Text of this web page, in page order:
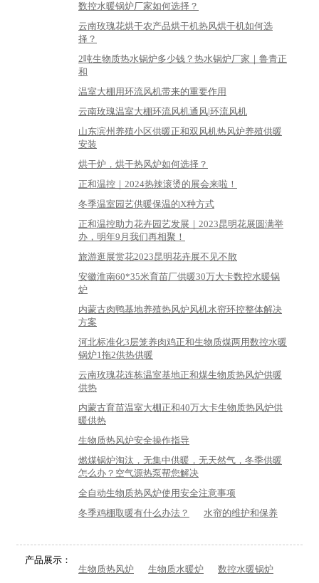
数控水暖锅炉厂家如何选择？
云南玫瑰花烘干农产品烘干机热风烘干机如何选
择？
2吨生物质热水锅炉多少钱？热水锅炉厂家｜鲁青正
和
温室大棚用环流风机带来的重要作用
云南玫瑰温室大棚环流风机通风|环流风机
山东滨州养殖小区供暖正和双风机热风炉养殖供暖
安装
烘干炉，烘干热风炉如何选择？
正和温控｜2024热辣滚烫的展会来啦！
冬季温室园艺供暖保温的X种方式
正和温控助力花卉园艺发展｜2023昆明花展圆满举
办，明年9月我们再相聚！
旅游逛展赏花2023昆明花卉展不见不散
安徽淮南60*35米育苗厂供暖30万大卡数控水暖锅
炉
内蒙古肉鸭基地养殖热风炉风机水帘环控整体解决
方案
河北标准化3层笼养肉鸡正和生物质煤两用数控水暖
锅炉1拖2供热供暖
云南玫瑰花连栋温室基地正和煤生物质热风炉供暖
供热
内蒙古育苗温室大棚正和40万大卡生物质热风炉供
暖供热
生物质热风炉安全操作指导
燃煤锅炉淘汰，无集中供暖，无天然气，冬季供暖
怎么办？空气源热泵帮您解决
全自动生物质热风炉使用安全注意事项
冬季鸡棚取暖有什么办法？
水帘的维护和保养
产品展示：
生物质热风炉
生物质水暖炉
数控水暖锅炉